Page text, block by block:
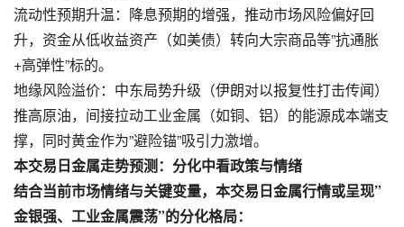
​流动性预期升温​：降息预期的增强，推动市场风险偏好回
升，资金从低收益资产（如美债）转向大宗商品等”抗通胀
+高弹性”标的。
​地缘风险溢价​：中东局势升级（伊朗对以报复性打击传闻）
推高原油，间接拉动工业金属（如铜、铝）的能源成本端支
撑，同时黄金作为”避险锚”吸引力激增。
​本交易日金属走势预测：分化中看政策与情绪​
结合当前市场情绪与关键变量，本交易日金属行情或呈现”
金银强、工业金属震荡”的分化格局：